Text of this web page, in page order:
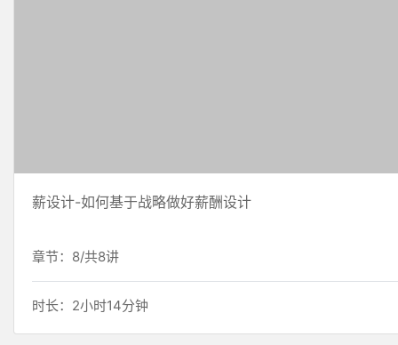
薪设计-如何基于战略做好薪酬设计
章节：8/共8讲
时长：2小时14分钟